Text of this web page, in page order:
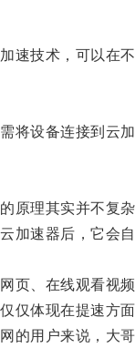
技术，可以在不
设备连接到云加
理其实并不复杂
速器后，它会自
、在线观看视频
体现在提速方面
用户来说，大哥